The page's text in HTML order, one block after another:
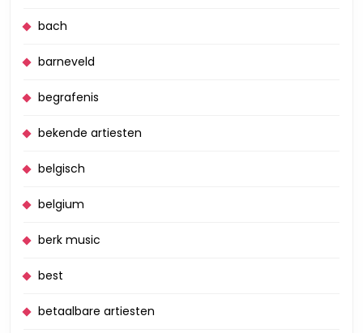
bach
barneveld
begrafenis
bekende artiesten
belgisch
belgium
berk music
best
betaalbare artiesten